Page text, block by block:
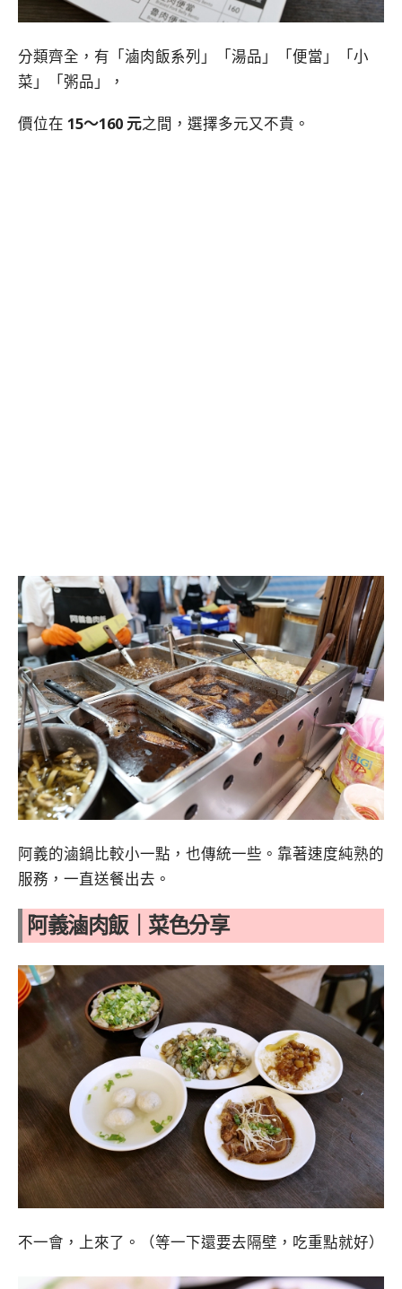
分類齊全，有「滷肉飯系列」「湯品」「便當」「小
菜」「粥品」，
價位在 15～160 元之間，選擇多元又不貴。
阿義的滷鍋比較小一點，也傳統一些。靠著速度純熟的
服務，一直送餐出去。
阿義滷肉飯｜菜色分享
不一會，上來了。（等一下還要去隔壁，吃重點就好）